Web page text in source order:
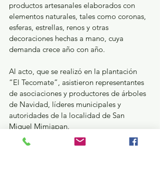
productos artesanales elaborados con
elementos naturales, tales como coronas,
esferas, estrellas, renos y otras
decoraciones hechas a mano, cuya
demanda crece año con año.
Al acto, que se realizó en la plantación
“El Tecomate”, asistieron representantes
de asociaciones y productores de árboles
de Navidad, líderes municipales y
autoridades de la localidad de San
Miguel Mimiapan.